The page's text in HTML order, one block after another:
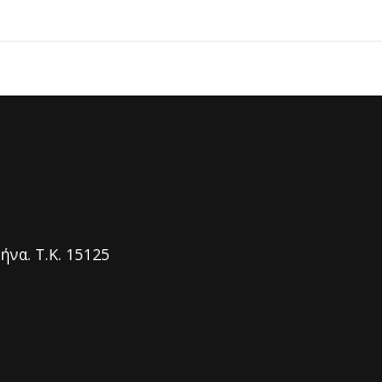
Τ.Κ. 15125